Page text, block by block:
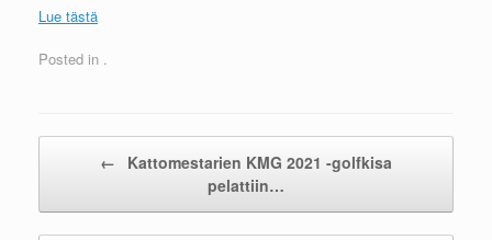
Lue tästä
Posted in .
←
Kattomestarien KMG 2021 -golfkisa
pelattiin…